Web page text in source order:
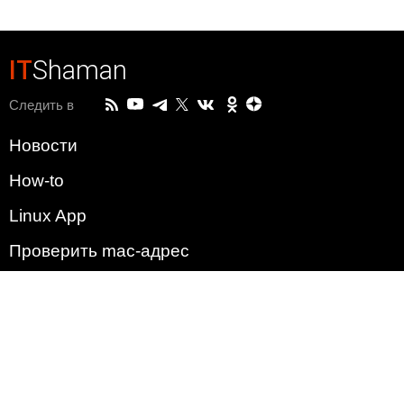
ITShaman
Следить в
Новости
How-to
Linux App
Проверить mac-адрес